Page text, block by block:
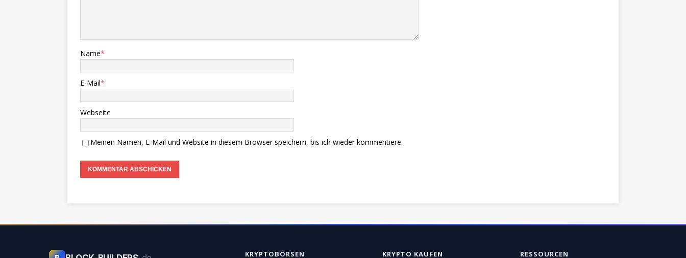
Name*
E-Mail*
Webseite
Meinen Namen, E-Mail und Website in diesem Browser speichern, bis ich wieder kommentiere.
KRYPTOBÖRSEN KRYPTO KAUFEN RESSOURCEN